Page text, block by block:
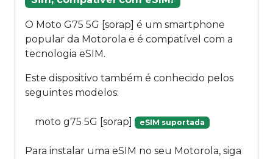
O Moto G75 5G [sorap] é um smartphone
popular da Motorola e é compatível com a
tecnologia eSIM.
Este dispositivo também é conhecido pelos
seguintes modelos:
moto g75 5G [sorap] eSIM suportada
Para instalar uma eSIM no seu Motorola, siga